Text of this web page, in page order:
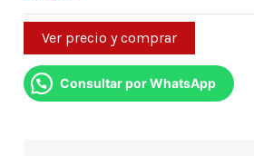
Ver precio y comprar
Consultar por WhatsApp